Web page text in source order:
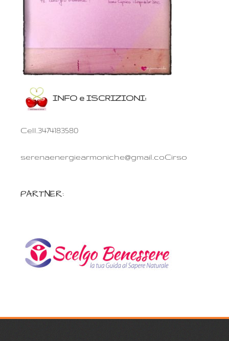
INFO e ISCRIZIONI:
Cell.3474183580
serenaenergiearmoniche@gmail.coCirso
PARTNER: